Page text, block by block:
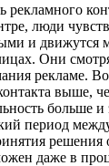
рекламного
люди
и движутся
Они
рекламе.
выше,
больше
период
решения
даже в